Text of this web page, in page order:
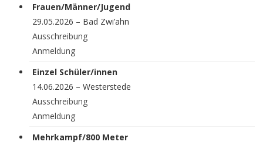
Frauen/Männer/Jugend
29.05.2026 – Bad Zwi’ahn
Ausschreibung
Anmeldung
Einzel Schüler/innen
14.06.2026 – Westerstede
Ausschreibung
Anmeldung
Mehrkampf/800 Meter